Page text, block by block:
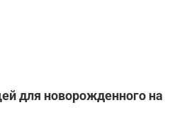
для новорожденного на